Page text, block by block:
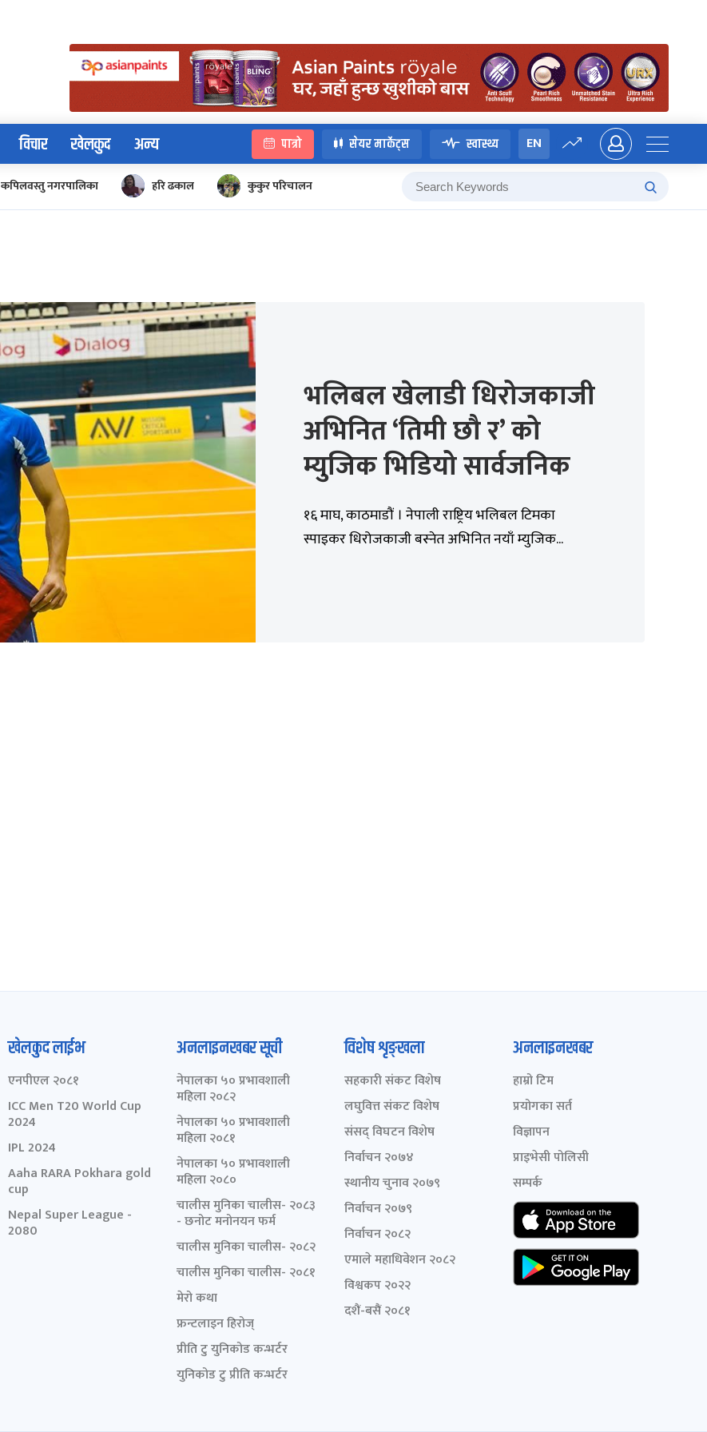
विचार खेलकुद अन्य पात्रो सेयर मार्केट्स स्वास्थ्य EN
कपिलवस्तु नगरपालिका हरि ढकाल कुकुर परिचालन
भलिबल खेलाडी धिरोजकाजी
अभिनित ‘तिमी छौ र’ को
म्युजिक भिडियो सार्वजनिक
१६ माघ, काठमाडौं । नेपाली राष्ट्रिय भलिबल टिमका
स्पाइकर धिरोजकाजी बस्नेत अभिनित नयाँ म्युजिक...
खेलकुद लाईभ
एनपीएल २०८१
ICC Men T20 World Cup
2024
IPL 2024
Aaha RARA Pokhara gold
cup
Nepal Super League -
2080
अनलाइनखबर सूची
नेपालका ५० प्रभावशाली
महिला २०८२
नेपालका ५० प्रभावशाली
महिला २०८१
नेपालका ५० प्रभावशाली
महिला २०८०
चालीस मुनिका चालीस- २०८३
- छनोट मनोनयन फर्म
चालीस मुनिका चालीस- २०८२
चालीस मुनिका चालीस- २०८१
मेरो कथा
फ्रन्टलाइन हिरोज्
प्रीति टु युनिकोड कन्भर्टर
युनिकोड टु प्रीति कन्भर्टर
विशेष शृङ्खला
सहकारी संकट विशेष
लघुवित्त संकट विशेष
संसद् विघटन विशेष
निर्वाचन २०७४
स्थानीय चुनाव २०७९
निर्वाचन २०७९
निर्वाचन २०८२
एमाले महाधिवेशन २०८२
विश्वकप २०२२
दशैं-बसैं २०८१
अनलाइनखबर
हाम्रो टिम
प्रयोगका सर्त
विज्ञापन
प्राइभेसी पोलिसी
सम्पर्क